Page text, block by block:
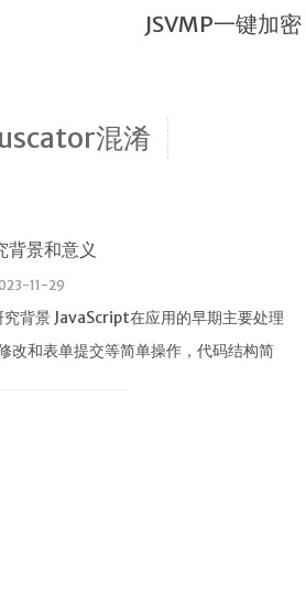
混淆
背景和意义
11-29
究背景 JavaScript在应用的早期主要处理
改和表单提交等简单操作，代码结构简
JSVMP一键加密